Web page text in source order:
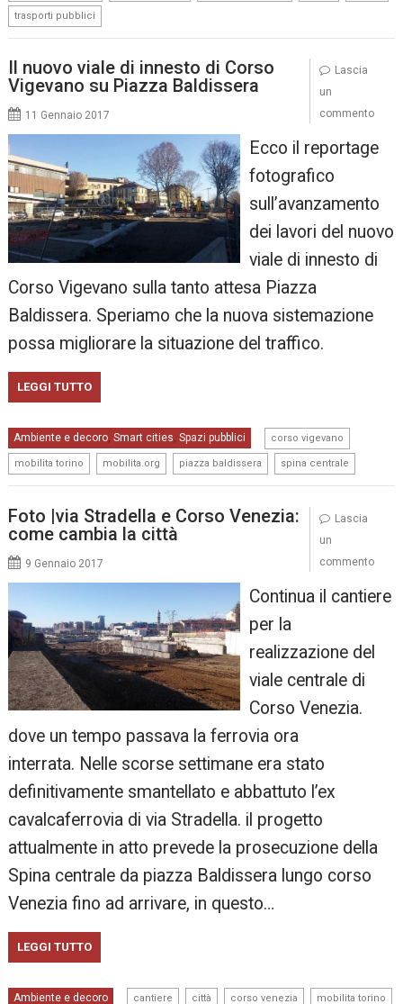
trasporti pubblici
Il nuovo viale di innesto di Corso
Vigevano su Piazza Baldissera
11 Gennaio 2017
Ecco il reportage
fotografico
sull’avanzamento
dei lavori del nuovo
viale di innesto di
Corso Vigevano sulla tanto attesa Piazza
Baldissera. Speriamo che la nuova sistemazione
possa migliorare la situazione del traffico.
LEGGI TUTTO
Ambiente e decoro,Smart cities,Spazi pubblici corso vigevano
mobilita torino mobilita.org piazza baldissera spina centrale
Lascia
un
commento
Foto |via Stradella e Corso Venezia:
come cambia la città
9 Gennaio 2017
Continua il cantiere
per la
realizzazione del
viale centrale di
Corso Venezia.
dove un tempo passava la ferrovia ora
interrata. Nelle scorse settimane era stato
definitivamente smantellato e abbattuto l’ex
cavalcaferrovia di via Stradella. il progetto
attualmente in atto prevede la prosecuzione della
Spina centrale da piazza Baldissera lungo corso
Venezia fino ad arrivare, in questo…
LEGGI TUTTO
Ambiente e decoro cantiere città corso venezia mobilita torino
Lascia
un
commento